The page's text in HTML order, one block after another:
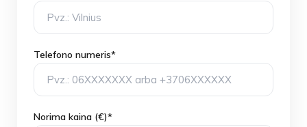
Telefono numeris*
Norima kaina (€)*